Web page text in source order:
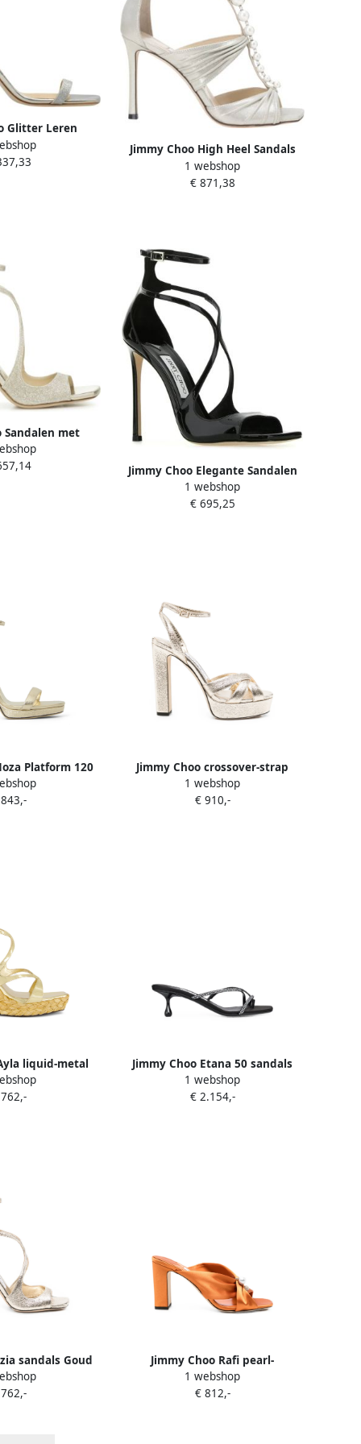
Glitter Leren
Yellow
Jimmy Choo High Heel Sandals
Beige Dames
1 webshop
€ 871,38
Sandalen met
en Verfijnde
Dames
Jimmy Choo Elegante Sandalen
voor Vrouwen Black Dames
1 webshop
€ 695,25
Platform 120
fabric sandals
Jimmy Choo crossover-strap
sandals Goud
1 webshop
€ 910,-
liquid-metal
sandals Goud
Jimmy Choo Etana 50 sandals
Zwart
1 webshop
€ 2.154,-
sandals Goud
Jimmy Choo Rafi pearl-
embellished sandals Oranje
1 webshop
€ 812,-